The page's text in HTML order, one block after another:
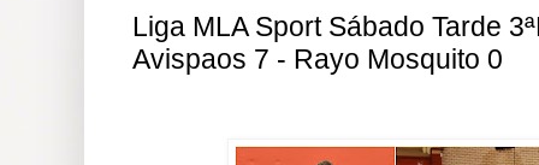
Liga MLA Sport Sábado Tarde
Avispaos 7 - Rayo Mosquito 0